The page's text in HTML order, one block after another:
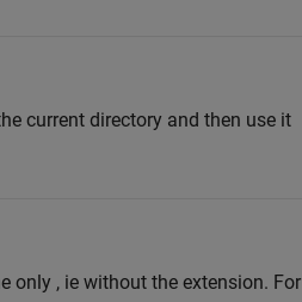
current directory and then use it
only , ie without the extension. For